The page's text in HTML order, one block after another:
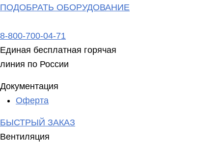
ПОДОБРАТЬ ОБОРУДОВАНИЕ
8-800-700-04-71
Единая бесплатная горячая
линия по России
Документация
Оферта
БЫСТРЫЙ ЗАКАЗ
Вентиляция